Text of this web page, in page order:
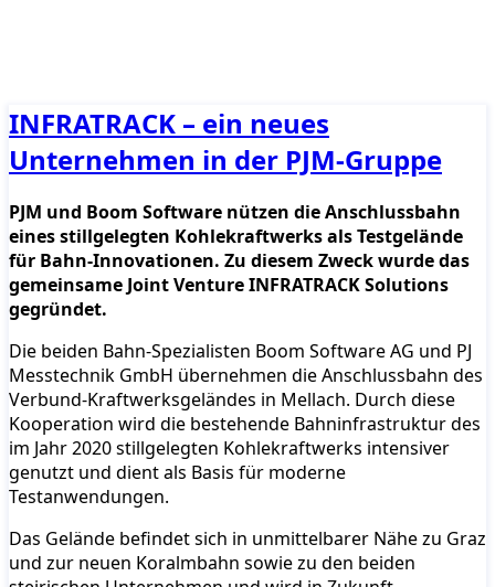
INFRATRACK – ein neues
Unternehmen in der PJM-Gruppe
PJM und Boom Software nützen die Anschlussbahn
eines stillgelegten Kohlekraftwerks als Testgelände
für Bahn-Innovationen. Zu diesem Zweck wurde das
gemeinsame Joint Venture INFRATRACK Solutions
gegründet.
Die beiden Bahn-Spezialisten Boom Software AG und PJ
Messtechnik GmbH übernehmen die Anschlussbahn des
Verbund-Kraftwerksgeländes in Mellach. Durch diese
Kooperation wird die bestehende Bahninfrastruktur des
im Jahr 2020 stillgelegten Kohlekraftwerks intensiver
genutzt und dient als Basis für moderne
Testanwendungen.
Das Gelände befindet sich in unmittelbarer Nähe zu Graz
und zur neuen Koralmbahn sowie zu den beiden